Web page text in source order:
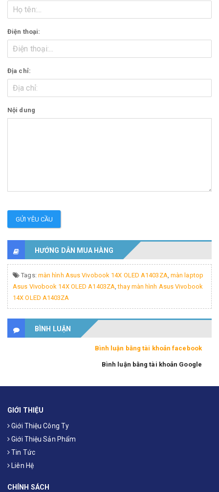
Điện thoại:
Địa chỉ:
Nội dung
GỬI YÊU CẦU
HƯỚNG DẪN MUA HÀNG
Tags: màn hình Asus Vivobook 14X OLED A1403ZA, màn laptop
Asus Vivobook 14X OLED A1403ZA,thay màn hình Asus Vivobook
14X OLED A1403ZA
BÌNH LUẬN
Bình luận bằng tài khoản facebook
Bình luận bằng tài khoản Google
GIỚI THIỆU
Giới Thiệu Công Ty
Giới Thiệu Sản Phẩm
Tin Tức
Liên Hệ
CHÍNH SÁCH